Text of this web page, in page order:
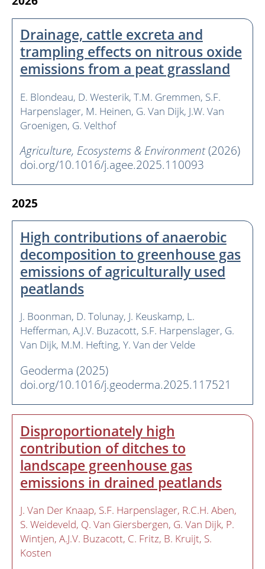
Drainage, cattle excreta and
trampling effects on nitrous oxide
emissions from a peat grassland
E. Blondeau D. Westerik T.M. Gremmen S.F.
Harpenslager M. Heinen G. Van Dijk J.W. Van
Groenigen G. Velthof
Agriculture, Ecosystems & Environment(2026)
doi.org/10.1016/j.agee.2025.110093
2025
High contributions of anaerobic
decomposition to greenhouse gas
emissions of agriculturally used
peatlands
J. Boonman D. Tolunay J. Keuskamp L.
Hefferman A.J.V. Buzacott S.F. Harpenslager G.
Van Dijk M.M. Hefting Y. Van der Velde
Geoderma (2025)
doi.org/10.1016/j.geoderma.2025.117521
Disproportionately high
contribution of ditches to
landscape greenhouse gas
emissions in drained peatlands
J. Van Der Knaap S.F. Harpenslager R.C.H. Aben
S. Weideveld Q. Van Giersbergen G. Van Dijk P.
Wintjen A.J.V. Buzacott C. Fritz B. Kruijt S.
Kosten